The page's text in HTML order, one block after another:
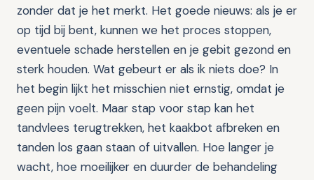
zonder dat je het merkt. Het goede nieuws: als je er
op tijd bij bent, kunnen we het proces stoppen,
eventuele schade herstellen en je gebit gezond en
sterk houden. Wat gebeurt er als ik niets doe? In
het begin lijkt het misschien niet ernstig, omdat je
geen pijn voelt. Maar stap voor stap kan het
tandvlees terugtrekken, het kaakbot afbreken en
tanden los gaan staan of uitvallen. Hoe langer je
wacht, hoe moeilijker en duurder de behandeling